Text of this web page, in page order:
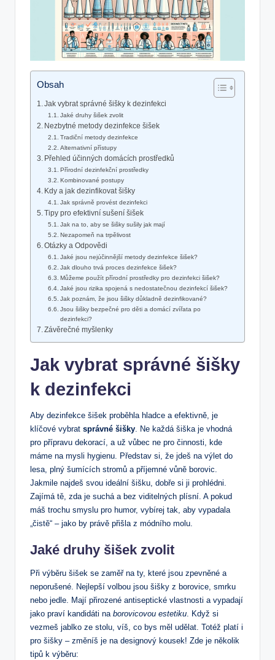
Obsah
Jak vybrat správné šišky k dezinfekci
Jaké druhy šišek zvolit
Nezbytné metody dezinfekce šišek
Tradiční metody dezinfekce
Alternativní přístupy
Přehled účinných domácích prostředků
Přírodní dezinfekční prostředky
Kombinované postupy
Kdy a jak dezinfikovat šišky
Jak správně provést dezinfekci
Tipy pro efektivní sušení šišek
Jak na to, aby se šišky sušily jak mají
Nezapomeň na trpělivost
Otázky a Odpovědi
Jaké jsou nejúčinnější metody dezinfekce šišek?
Jak dlouho trvá proces dezinfekce šišek?
Můžeme použít přírodní prostředky pro dezinfekci šišek?
Jaké jsou rizika spojená s nedostatečnou dezinfekcí šišek?
Jak poznám, že jsou šišky důkladně dezinfikované?
Jsou šišky bezpečné pro děti a domácí zvířata po
dezinfekci?
Závěrečné myšlenky
Jak vybrat správné šišky
k dezinfekci
Aby dezinfekce šišek proběhla hladce a efektivně, je
klíčové vybrat správné šišky. Ne každá šiška je vhodná
pro přípravu dekorací, a už vůbec ne pro činnosti, kde
máme na mysli hygienu. Představ si, že jdeš na výlet do
lesa, plný šumících stromů a příjemné vůně borovic.
Jakmile najdeš svou ideální šišku, dobře si ji prohlédni.
Zajímá tě, zda je suchá a bez viditelných plísní. A pokud
máš trochu smyslu pro humor, vybírej tak, aby vypadala
„čistě“ – jako by právě přišla z módního molu.
Jaké druhy šišek zvolit
Při výběru šišek se zaměř na ty, které jsou zpevněné a
neporušené. Nejlepší volbou jsou šišky z borovice, smrku
nebo jedle. Mají přirozené antiseptické vlastnosti a vypadají
jako praví kandidáti na borovicovou estetiku. Když si
vezmeš jablko ze stolu, víš, co bys měl udělat. Totéž platí i
pro šišky – změníš je na designový kousek! Zde je několik
tipů k výběru: